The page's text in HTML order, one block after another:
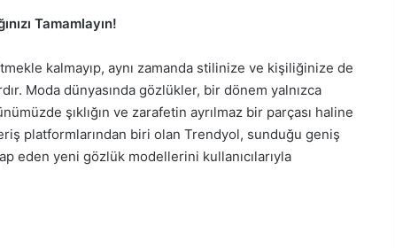
Tamamlayın!
kalmayıp, aynı zamanda stilinize ve kişiliğinize de
Moda dünyasında gözlükler, bir dönem yalnızca
şıklığın ve zarafetin ayrılmaz bir parçası haline
platformlarından biri olan Trendyol, sunduğu geniş
eden yeni gözlük modellerini kullanıcılarıyla